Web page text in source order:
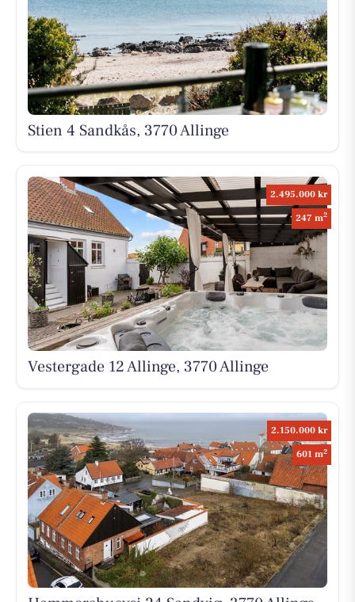
Stien 4 Sandkås, 3770 Allinge
2.495.000 kr
247 m2
Vestergade 12 Allinge, 3770 Allinge
2.150.000 kr
601 m2